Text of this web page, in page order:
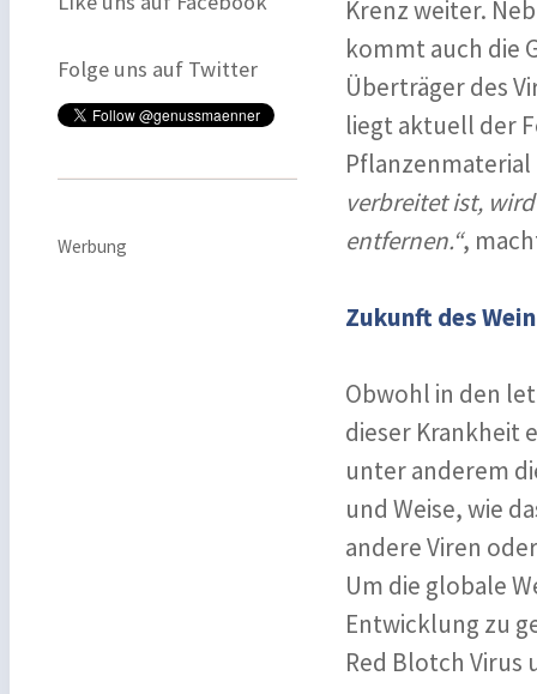
Folge uns auf Twitter
Werbung
Krenz weiter.
kommt auch die
Überträger des
liegt aktuell der
verbreitet ist,
entfernen.“,
Zukunft des
Obwohl in den
dieser Krankheit
unter anderem
und Weise, wie
andere Viren
Um die globale
Entwicklung zu
Red Blotch Virus